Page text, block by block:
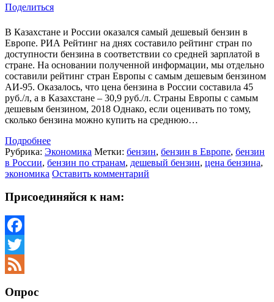
Поделиться
В Казахстане и России оказался самый дешевый бензин в
Европе. РИА Рейтинг на днях составило рейтинг стран по
доступности бензина в соответствии со средней зарплатой в
стране. На основании полученной информации, мы отдельно
составили рейтинг стран Европы с самым дешевым бензином
АИ-95. Оказалось, что цена бензина в России составила 45
руб./л, а в Казахстане – 30,9 руб./л. Страны Европы с самым
дешевым бензином, 2018 Однако, если оценивать по тому,
сколько бензина можно купить на среднюю…
Подробнее
Рубрика: Экономика Метки: бензин, бензин в Европе, бензин
в России, бензин по странам, дешевый бензин, цена бензина,
экономика Оставить комментарий
Присоединяйся к нам:
Facebook
Twitter
Опрос